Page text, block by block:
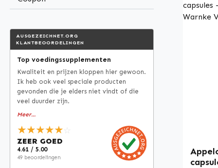
AUSGEZEICHNET.ORG
KLANTBEOORDELINGEN
Top voedingssupplementen
Kwaliteit en prijzen kloppen hier gewoon.
Ik heb ook veel speciale producten
gevonden die je elders niet vindt of die
veel duurder zijn.
Meer...
★★★★★☆
ZEER GOED
4.61 / 5.00
49 beoordelingen